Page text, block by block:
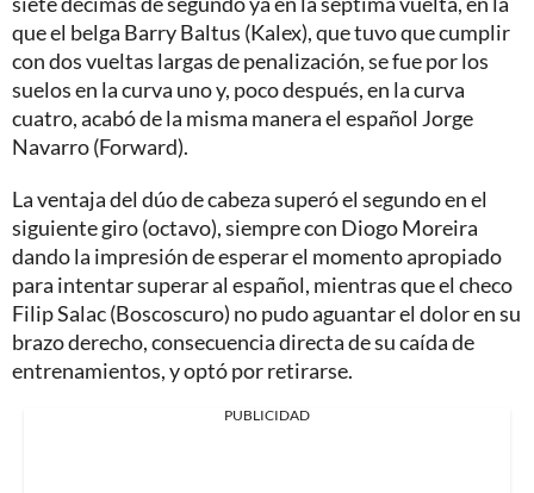
que el belga Barry Baltus (Kalex), que tuvo que cumplir
con dos vueltas largas de penalización, se fue por los
suelos en la curva uno y, poco después, en la curva
cuatro, acabó de la misma manera el español Jorge
Navarro (Forward).
La ventaja del dúo de cabeza superó el segundo en el
siguiente giro (octavo), siempre con Diogo Moreira
dando la impresión de esperar el momento apropiado
para intentar superar al español, mientras que el checo
Filip Salac (Boscoscuro) no pudo aguantar el dolor en su
brazo derecho, consecuencia directa de su caída de
entrenamientos, y optó por retirarse.
PUBLICIDAD